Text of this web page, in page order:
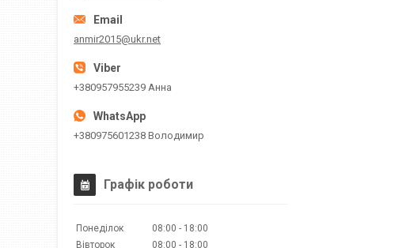
anmir2015@ukr.net
+380957955239 Анна
+380975601238 Володимир
Графік роботи
Понеділок 08:00
18:00
Вівторок
08:00 18:00